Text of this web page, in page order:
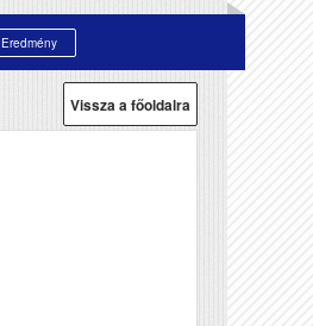
Eredmény
Vissza a főoldalra